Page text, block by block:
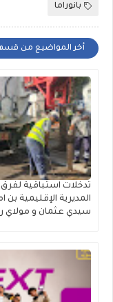
بانوراما
أخر المواضيع من قسم :
تدخلات استباقية لفرق
المديرية الإقليمية
سيدي عثمان و مولاي